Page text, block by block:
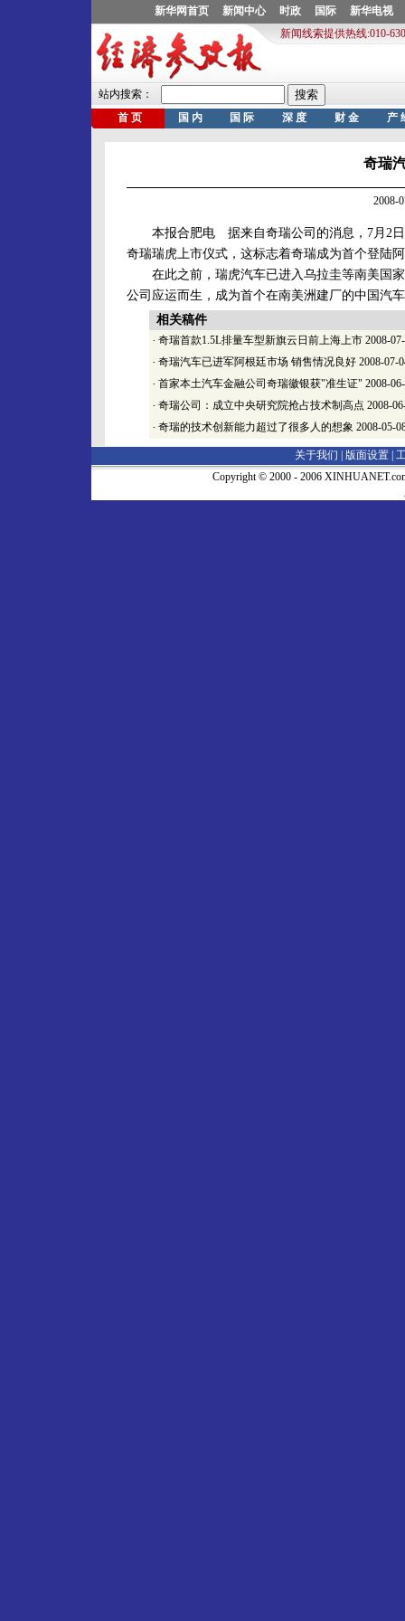
奇瑞
2008-
本报合肥电 据来自奇瑞公司的消息，7月2日
奇瑞瑞虎上市仪式，这标志着奇瑞成为首个登陆
在此之前，瑞虎汽车已进入乌拉圭等南美国家
公司应运而生，成为首个在南美洲建厂的中国汽
相关稿件
· 奇瑞首款1.5L排量车型新旗云日前上海上市 2008-
· 奇瑞汽车已进军阿根廷市场 销售情况良好 2008-07-
· 首家本土汽车金融公司奇瑞徽银获"准生证" 2008-
· 奇瑞公司：成立中央研究院抢占技术制高点 2008-
· 奇瑞的技术创新能力超过了很多人的想象 2008-05-
关于我们 | 版面设置
Copyright © 2000 - 2006